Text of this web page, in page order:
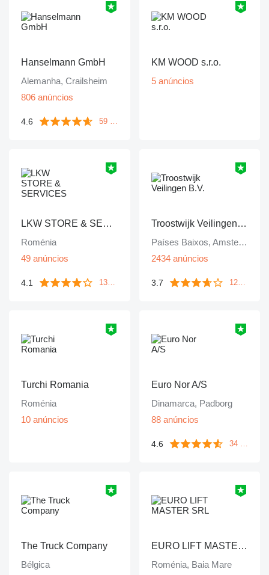
Hanselmann GmbH
Alemanha, Crailsheim
806 anúncios
4.6 59 avaliações
KM WOOD s.r.o.
5 anúncios
LKW STORE & SERVICES
Roménia
49 anúncios
4.1 133 avaliações
Troostwijk Veilingen B.V.
Países Baixos, Amsterdam
2434 anúncios
3.7 1249 avaliações
Turchi Romania
Roménia
10 anúncios
Euro Nor A/S
Dinamarca, Padborg
88 anúncios
4.6 34 avaliações
The Truck Company
Bélgica
EURO LIFT MASTER SRL
Roménia, Baia Mare